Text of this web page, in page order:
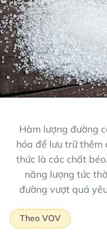
Hàm lượng đường
hóa để lưu trữ thêm
thức là các chất
năng lượng tức
đường vượt quá
Theo VOV